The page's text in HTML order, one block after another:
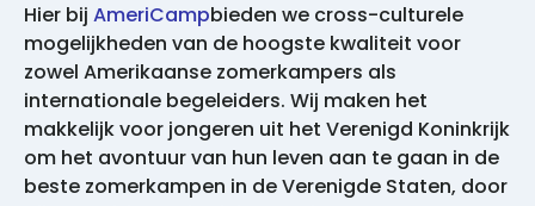
Hier bij AmeriCampbieden we cross-culturele
mogelijkheden van de hoogste kwaliteit voor
zowel Amerikaanse zomerkampers als
internationale begeleiders. Wij maken het
makkelijk voor jongeren uit het Verenigd Koninkrijk
om het avontuur van hun leven aan te gaan in de
beste zomerkampen in de Verenigde Staten, door